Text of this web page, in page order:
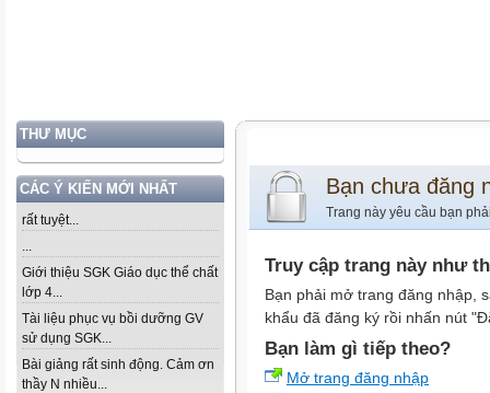
THƯ MỤC
CÁC Ý KIẾN MỚI NHẤT
rất tuyệt...
...
Giới thiệu SGK Giáo dục thể chất
lớp 4...
Tài liệu phục vụ bồi dưỡng GV
sử dụng SGK...
Bài giảng rất sinh động. Cảm ơn
thầy N nhiều...
Bạn chưa đăng
Trang này yêu cầu bạn
Truy cập trang này như
Bạn phải mở trang đăng nhập,
khẩu đã đăng ký rồi nhấn nút
Bạn làm gì tiếp theo?
Mở trang đăng nhập